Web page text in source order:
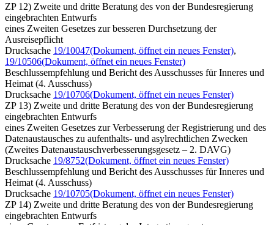
ZP 12) Zweite und dritte Beratung des von der Bundesregierung
eingebrachten Entwurfs
eines Zweiten Gesetzes zur besseren Durchsetzung der
Ausreisepflicht
Drucksache 19/10047(Dokument, öffnet ein neues Fenster),
19/10506(Dokument, öffnet ein neues Fenster)
Beschlussempfehlung und Bericht des Ausschusses für Inneres und
Heimat (4. Ausschuss)
Drucksache 19/10706(Dokument, öffnet ein neues Fenster)
ZP 13) Zweite und dritte Beratung des von der Bundesregierung
eingebrachten Entwurfs
eines Zweiten Gesetzes zur Verbesserung der Registrierung und des
Datenaustausches zu aufenthalts- und asylrechtlichen Zwecken
(Zweites Datenaustauschverbesserungsgesetz – 2. DAVG)
Drucksache 19/8752(Dokument, öffnet ein neues Fenster)
Beschlussempfehlung und Bericht des Ausschusses für Inneres und
Heimat (4. Ausschuss)
Drucksache 19/10705(Dokument, öffnet ein neues Fenster)
ZP 14) Zweite und dritte Beratung des von der Bundesregierung
eingebrachten Entwurfs